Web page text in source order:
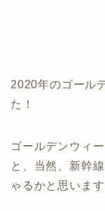
2020年のゴール
た！
ゴールデンウィ
と、当然、新幹
ゃるかと思います